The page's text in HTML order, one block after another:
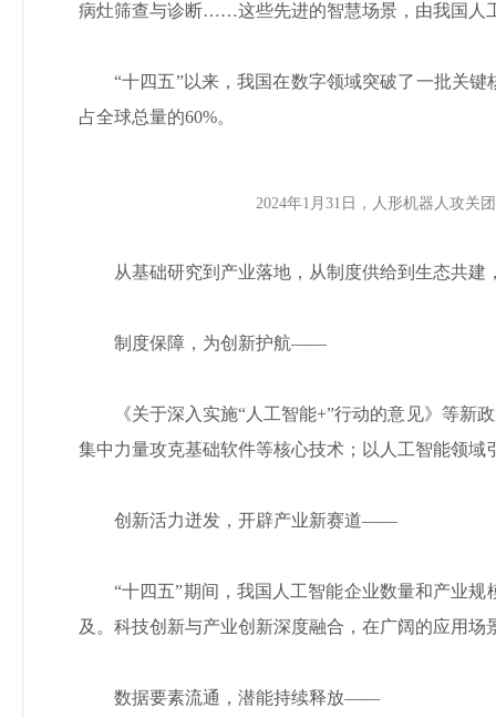
病灶筛查与诊断……这些先进的智慧场景，由我国人
“十四五”以来，我国在数字领域突破了一批关
占全球总量的60%。
2024年1月31日，人形机器人攻关
从基础研究到产业落地，从制度供给到生态共建
制度保障，为创新护航——
《关于深入实施“人工智能+”行动的意见》等
集中力量攻克基础软件等核心技术；以人工智能领
创新活力迸发，开辟产业新赛道——
“十四五”期间，我国人工智能企业数量和产业
及。科技创新与产业创新深度融合，在广阔的应用场
数据要素流通，潜能持续释放——